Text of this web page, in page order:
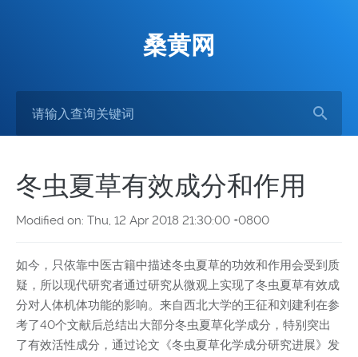
桑黄网
冬虫夏草有效成分和作用
Modified on: Thu, 12 Apr 2018 21:30:00 +0800
如今，只依靠中医古籍中描述冬虫夏草的功效和作用会受到质
疑，所以现代研究者通过研究从微观上实现了冬虫夏草有效成
分对人体机体功能的影响。来自西北大学的王征和刘建利在参
考了40个文献后总结出大部分冬虫夏草化学成分，特别突出
了有效活性成分，通过论文《冬虫夏草化学成分研究进展》发